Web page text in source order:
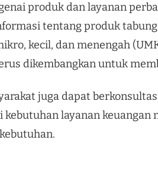
produk dan layanan
tentang produk
kecil, dan menengah
dikembangkan untuk
juga dapat
kebutuhan layanan keuangan